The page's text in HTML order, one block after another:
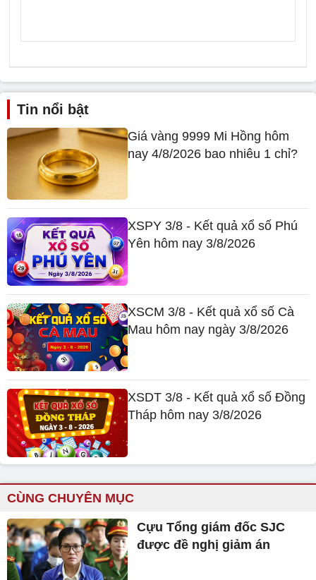
Tin nổi bật
Giá vàng 9999 Mi Hồng hôm
nay 4/8/2026 bao nhiêu 1 chỉ?
XSPY 3/8 - Kết quả xổ số Phú
Yên hôm nay 3/8/2026
XSCM 3/8 - Kết quả xổ số Cà
Mau hôm nay ngày 3/8/2026
XSDT 3/8 - Kết quả xổ số Đồng
Tháp hôm nay 3/8/2026
CÙNG CHUYÊN MỤC
Cựu Tổng giám đốc SJC
được đề nghị giảm án